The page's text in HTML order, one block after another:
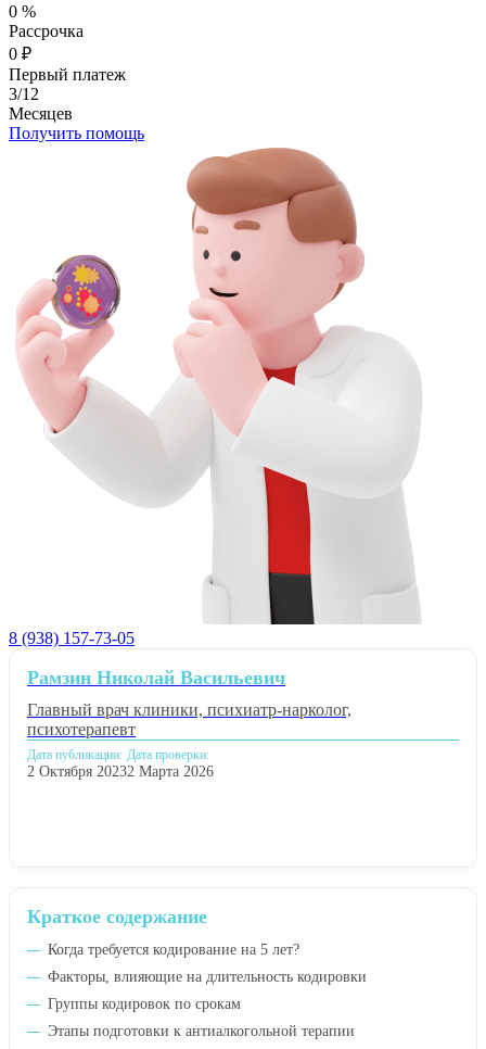
0 %
Рассрочка
0 ₽
Первый платеж
3/12
Месяцев
Получить помощь
8 (938) 157-73-05
Краткое содержание
Когда требуется кодирование на 5 лет?
Факторы, влияющие на длительность кодировки
Группы кодировок по срокам
Этапы подготовки к антиалкогольной терапии
Рамзин Николай Васильевич
Главный врач клиники, психиатр-нарколог,
психотерапевт
Дата публикации:
2 Октября 2023
Дата проверки:
2 Марта 2026